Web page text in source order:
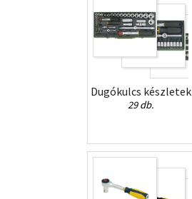
Dugókulcs készletek
29 db.